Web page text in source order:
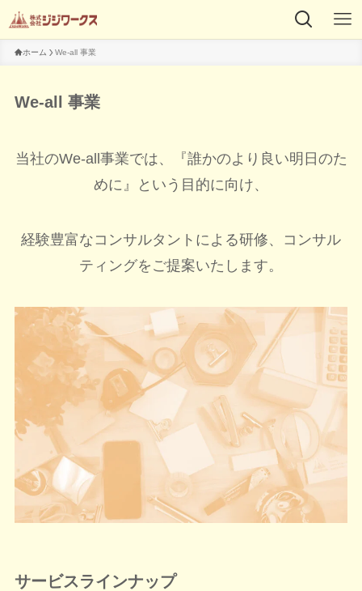
ホーム We-all 事業
We-all 事業
当社のWe-all事業では、『誰かのより良い明日のた
めに』という目的に向け、
経験豊富なコンサルタントによる研修、コンサル
ティングをご提案いたします。
サービスラインナップ